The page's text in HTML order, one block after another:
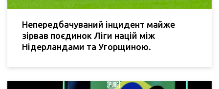
Непередбачуваний інцидент майже
зірвав поєдинок Ліги націй між
Нідерландами та Угорщиною.